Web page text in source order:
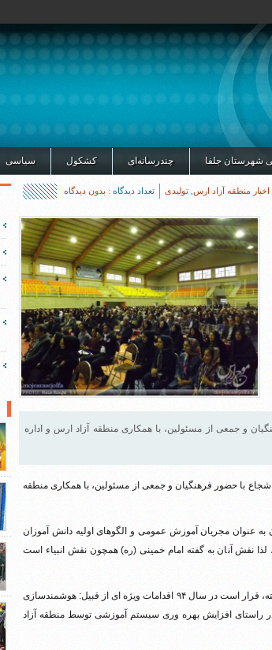
شهرستان جلفا چندرسانه‌ای کشکول سیاسی
اخبار منطقه آزاد ارس تولیدی تعداد دیدگاه : بدون دیدگاه
و جمعی از مسئولین، با همکاری منطقه آزاد ارس و اداره
با حضور فرهنگیان و جمعی از مسئولین، با همکاری منطقه
عنوان مجریان آموزش عمومی و الگوهای اولیه دانش آموزان
نقش آنان به گفته امام خمینی (ره) همچون نقش انبیاء است
فرخ مسجدی افزود: طبق برنامه ریزی های انجام شده و اعتبارات تخصیص یافته، قرار است در سال ۹۴ اقدامات ویژه ای از قبیل: هوشمندسازی
افزایش بهره وری سیستم آموزشی توسط منطقه آزاد